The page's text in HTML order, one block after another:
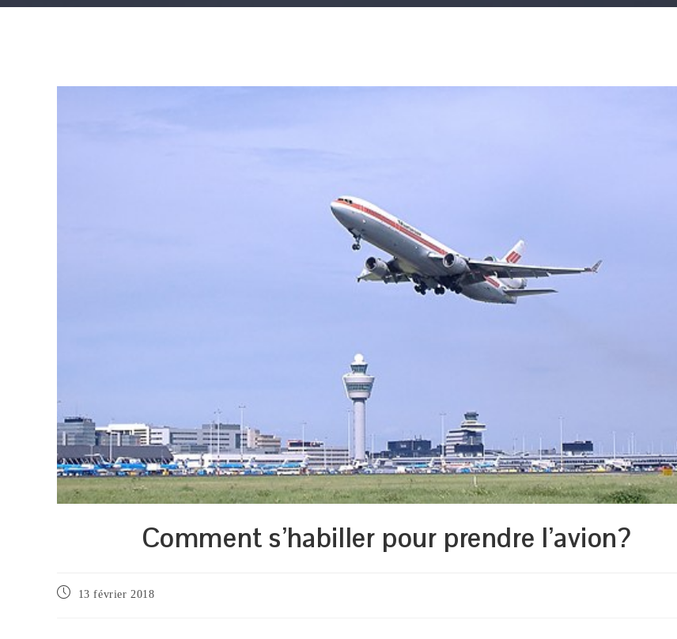
Comment s’habiller pour prendre l’avion?
Publication
13 février 2018